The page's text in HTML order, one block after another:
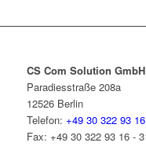
CS Com Solution GmbH
Paradiesstraße 208a
12526 Berlin
Telefon: +49 30 322 93
Fax: +49 30 322 93 16 -